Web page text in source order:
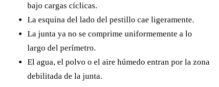
bajo cargas cíclicas.
La esquina del lado del pestillo cae ligeramente.
La junta ya no se comprime uniformemente a lo
largo del perímetro.
El agua, el polvo o el aire húmedo entran por la zona
debilitada de la junta.